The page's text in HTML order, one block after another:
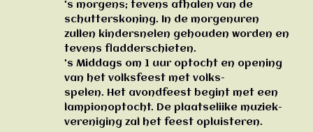
's morgens; tevens afhalen van de
schutterskoning. In de morgenuren
zullen kindersnelen gehouden worden en
tevens fladderschieten.
's Middags om 1 uur optocht en opening
van het volksfeest met volks-
spelen. Het avondfeest begint met een
lampionoptocht. De plaatseliike muziek-
vereniging zal het feest opluisteren.